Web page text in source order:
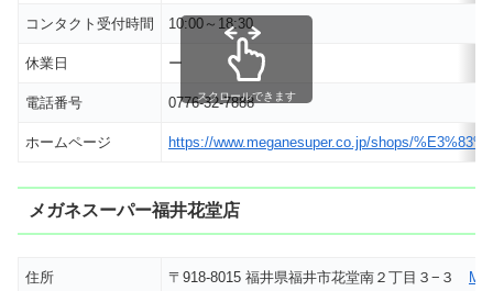
コンタクト受付時間 10:00～18:30
休業日 ー
電話番号 0776-32-7888
ホームページ https://www.meganesuper.co.jp/shops/
スクロールできます
メガネスーパー福井花堂店
住所 〒918-8015 福井県福井市花堂南２丁目３−３